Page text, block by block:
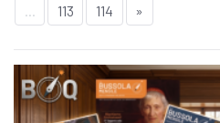
113 114 »